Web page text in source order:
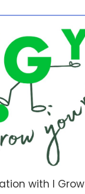
with I Grow